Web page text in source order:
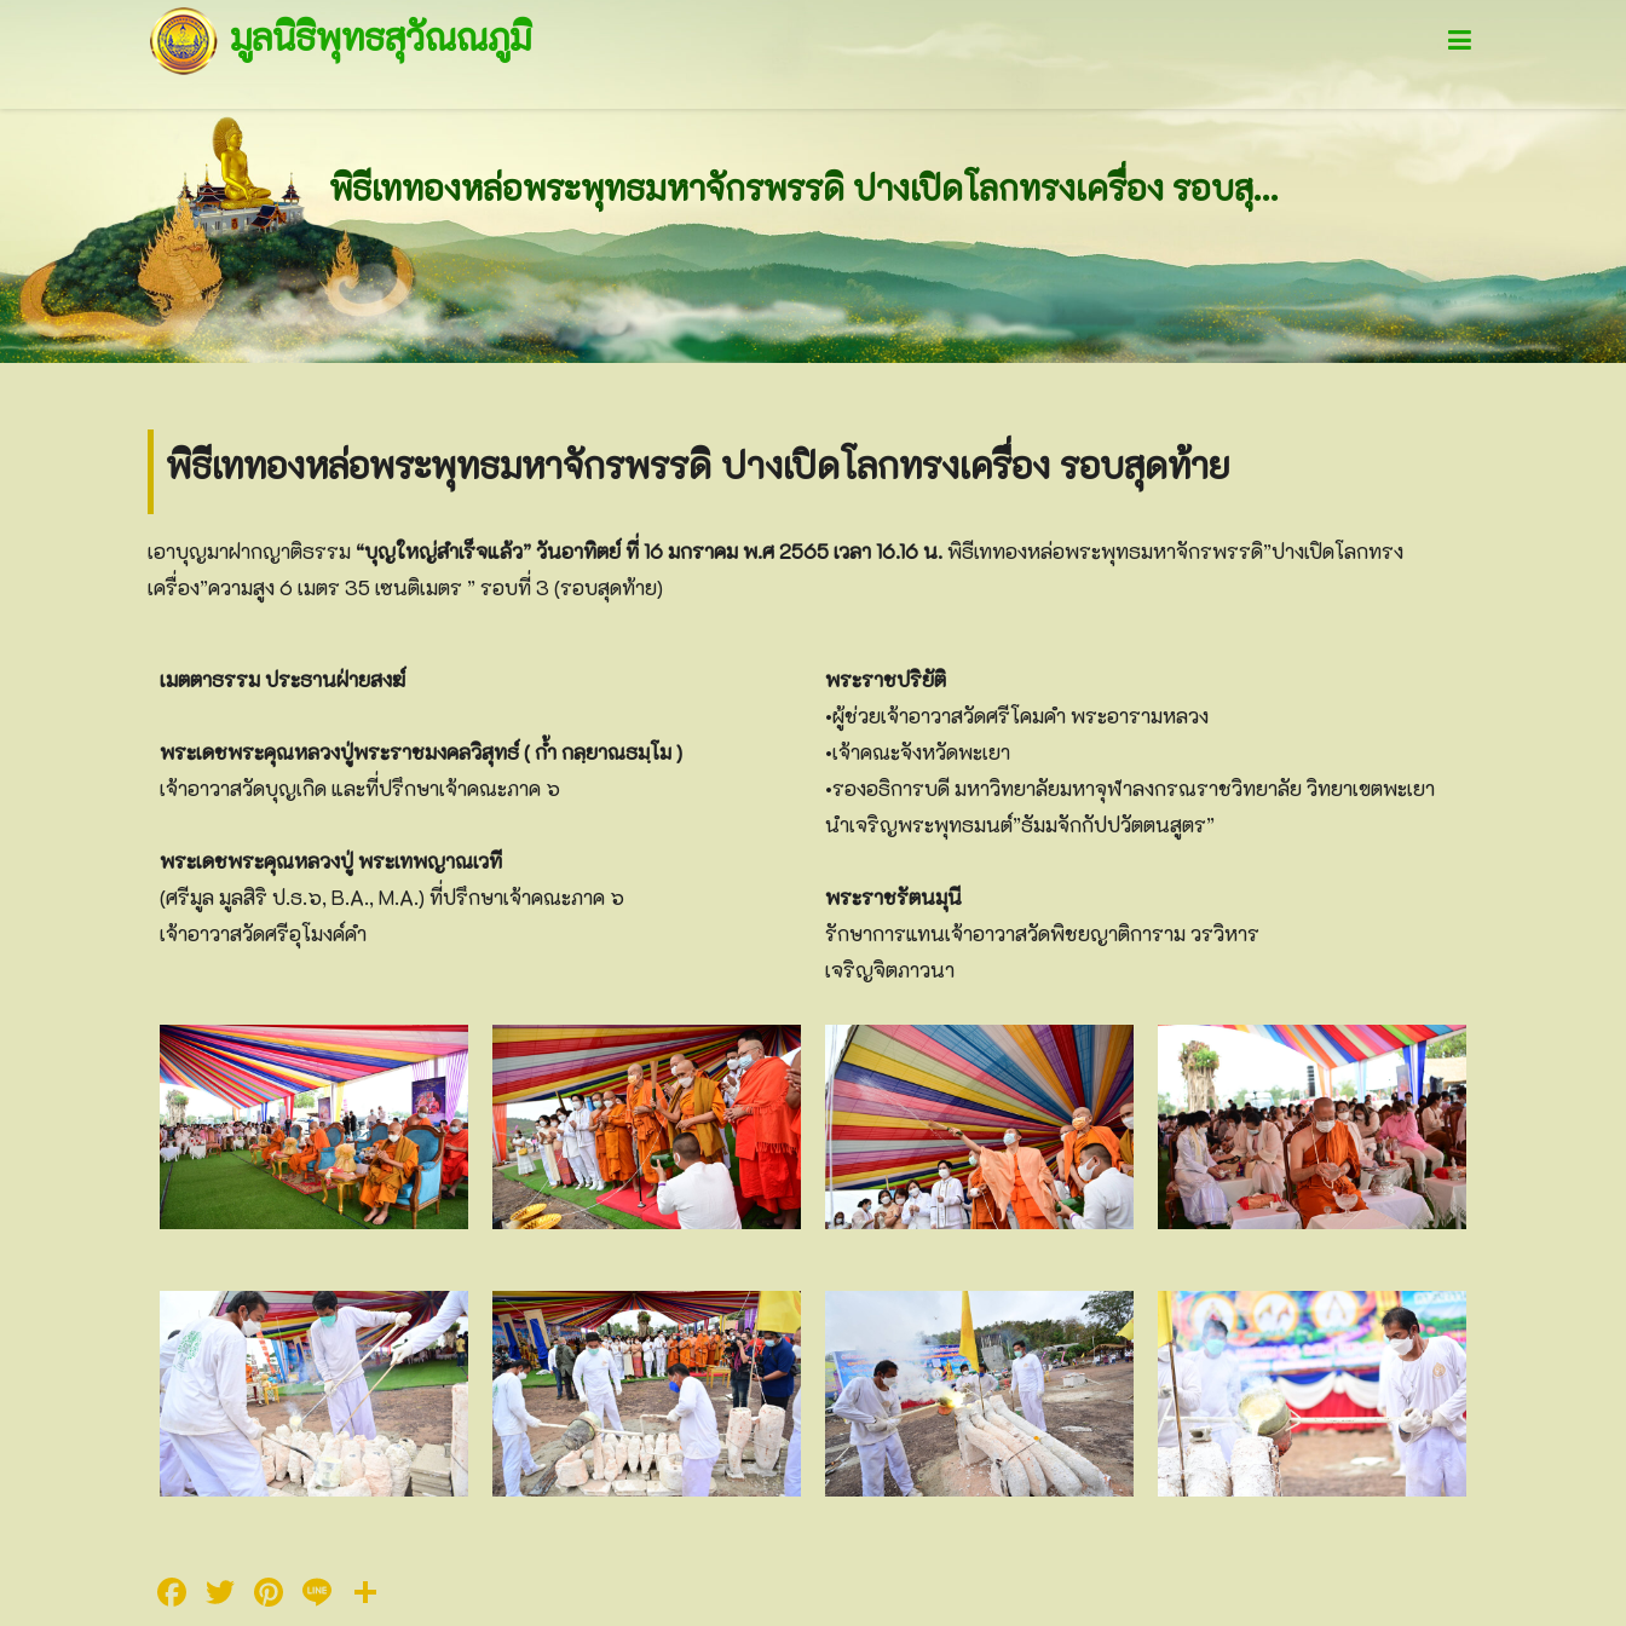
มูลนิธิพุทธสุวัณณภูมิ
พิธีเททองหล่อพระพุทธมหาจักรพรรดิ ปางเปิดโลกทรงเครื่อง รอบสุดท้าย
พิธีเททองหล่อพระพุทธมหาจักรพรรดิ ปางเปิดโลกทรงเครื่อง รอบสุดท้าย
เอาบุญมาฝากญาติธรรม “บุญใหญ่สำเร็จแล้ว” วันอาทิตย์ ที่ 16 มกราคม พ.ศ 2565 เวลา 16.16 น.พิธีเททองหล่อพระพุทธมหาจักรพรรดิ”ปางเปิดโลกทรง
เครื่อง”ความสูง 6 เมตร 35 เซนติเมตร ” รอบที่ 3 (รอบสุดท้าย)
เมตตาธรรม ประธานฝ่ายสงฆ์
พระเดชพระคุณหลวงปู่พระราชมงคลวิสุทธ์ ( ก้ำ กลฺยาณธมฺโม )
เจ้าอาวาสวัดบุญเกิด และที่ปรึกษาเจ้าคณะภาค ๖
พระเดชพระคุณหลวงปู่ พระเทพญาณเวที
(ศรีมูล มูลสิริ ป.ธ.๖, B.A., M.A.) ที่ปรึกษาเจ้าคณะภาค ๖
เจ้าอาวาสวัดศรีอุโมงค์คำ
พระราชปริยัติ
•ผู้ช่วยเจ้าอาวาสวัดศรีโคมคำ พระอารามหลวง
•เจ้าคณะจังหวัดพะเยา
•รองอธิการบดี มหาวิทยาลัยมหาจุฬาลงกรณราชวิทยาลัย วิทยาเขตพะเยา
นำเจริญพระพุทธมนต์”ธัมมจักกัปปวัตตนสูตร”
พระราชรัตนมุนี
รักษาการแทนเจ้าอาวาสวัดพิชยญาติการาม วรวิหาร
เจริญจิตภาวนา
Facebook
Twitter
Pinterest
Line